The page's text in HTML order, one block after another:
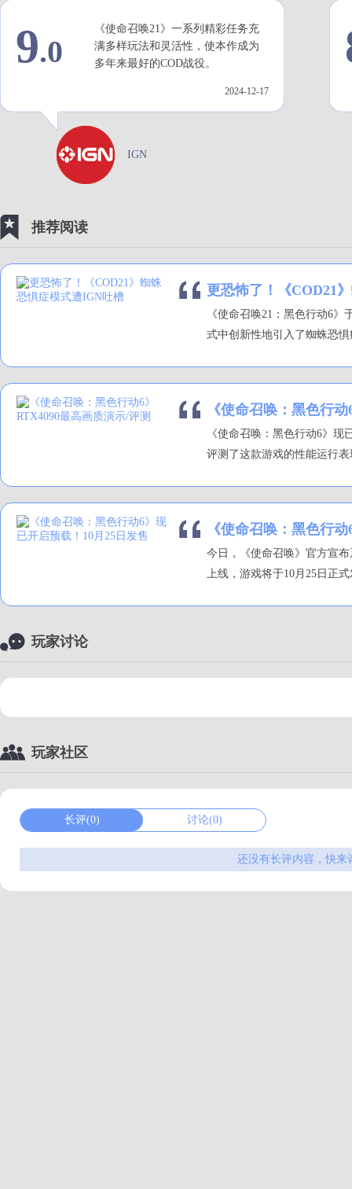
9.0
《使命召唤21》一系列精彩任务充
满多样玩法和灵活性，使本作成为
多年来最好的COD战役。
2024-12-17
IGN
推荐阅读
更恐怖了！《COD21
《使命召唤21：黑色行动6
式中创新性地引入了蜘蛛恐
《使命召唤：黑色行
《使命召唤：黑色行动6》现
评测了这款游戏的性能运行
《使命召唤：黑色行
今日，《使命召唤》官方宣
上线，游戏将于10月25日正
玩家讨论
玩家社区
长评(0) 讨论(0)
还没有长评内容，快来